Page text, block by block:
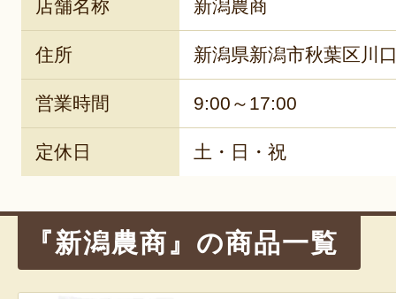
店舗名称 新潟農商
住所 新潟県新潟市秋葉区川
営業時間 9:00～17:00
定休日 土・日・祝
『新潟農商』の商品一覧